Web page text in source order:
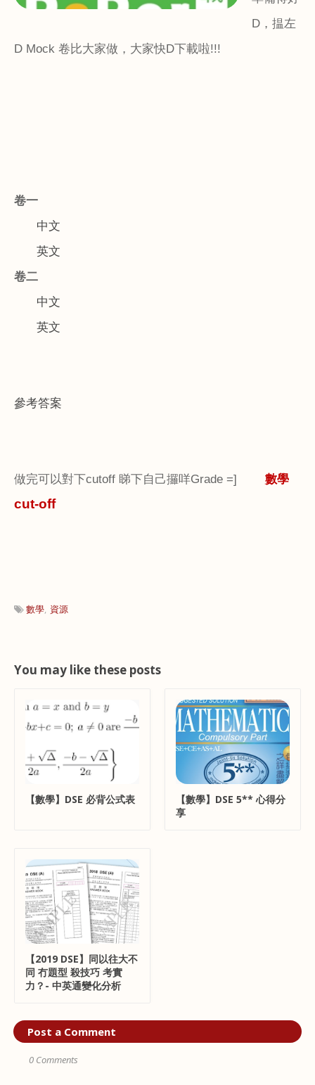
D ，揾左
D Mock 卷比大家做，大家快D下載啦!!!
卷一
中文
英文
卷二
中文
英文
參考答案
做完可以對下cutoff 睇下自己攞咩Grade =] 數學
cut-off
數學 資源
You may like these posts
【數學】DSE 必背公式表
【數學】DSE 5** 心得分
享
【2019 DSE】同以往大不
同 冇題型 殺技巧 考實
力？- 中英通變化分析
Post a Comment
0 Comments